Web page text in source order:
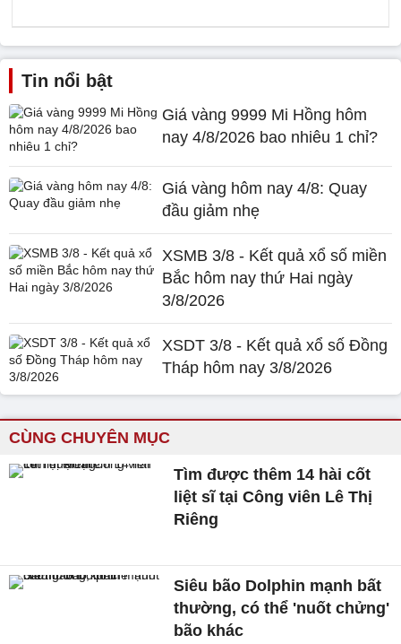
Tin nổi bật
Giá vàng 9999 Mi Hồng hôm
nay 4/8/2026 bao nhiêu 1 chỉ?
Giá vàng hôm nay 4/8: Quay
đầu giảm nhẹ
XSMB 3/8 - Kết quả xổ số miền
Bắc hôm nay thứ Hai ngày
3/8/2026
XSDT 3/8 - Kết quả xổ số Đồng
Tháp hôm nay 3/8/2026
CÙNG CHUYÊN MỤC
Tìm được thêm 14 hài cốt
liệt sĩ tại Công viên Lê Thị
Riêng
Siêu bão Dolphin mạnh bất
thường, có thể 'nuốt chửng'
bão khác